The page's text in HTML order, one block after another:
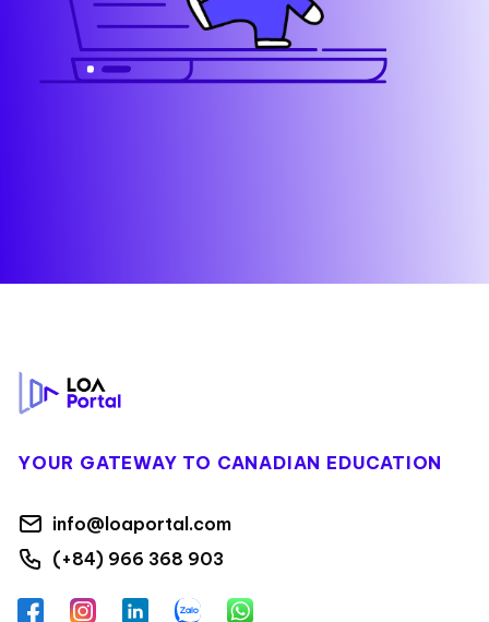
YOUR GATEWAY TO CANADIAN EDUCATION
info@loaportal.com
(+84) 966 368 903
FacebookInstagramLinkedInZalo WhatsApp